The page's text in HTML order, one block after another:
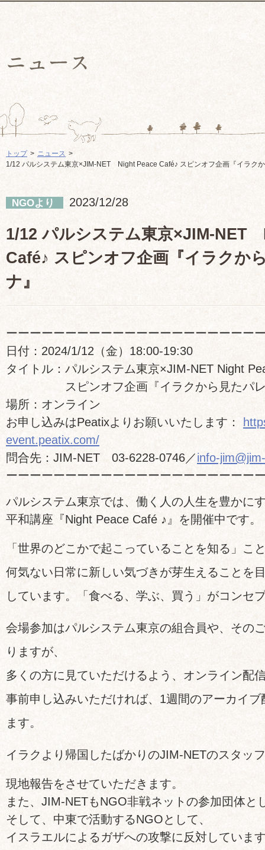
トップ
ニュース
1/12 パルシステム東京×JIM-NET Night Peace Café♪ スピンオフ企画『イラク
NGOより 2023/12/28
1/12 パルシステム東京×JIM-NET
Café♪ スピンオフ企画『イラクか
ナ』
ーーーーーーーーーーーーーーーーーーーーー
日付：2024/1/12（金）18:00-19:30
タイトル：パルシステム東京×JIM-NET Night
スピンオフ企画『イラクから見たパレ
場所：オンライン
お申し込みはPeatixよりお願いいたします：
event.peatix.com/
問合先：JIM-NET 03-6228-0746／info-
ーーーーーーーーーーーーーーーーーーーーー
パルシステム東京では、働く人の人生を豊かに
平和講座『Night Peace Café ♪』を開催中です。
「世界のどこかで起こっていることを知る」こ
何気ない日常に新しい気づきが芽生えることを
しています。「食べる、学ぶ、買う」がコンセ
会場参加はパルシステム東京の組合員や、その
りますが、
多くの方に見ていただけるよう、オンライン配
事前申し込みいただければ、1週間のアーカイ
ます。
イラクより帰国したばかりのJIM-NETのスタッ
現地報告をさせていただきます。
また、JIM-NETもNGO非戦ネットの参加団体と
そして、中東で活動するNGOとして、
イスラエルによるガザへの攻撃に反対していま